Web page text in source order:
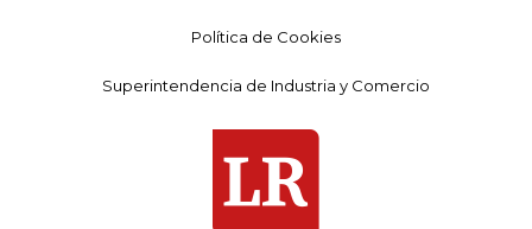
Política de Cookies
Superintendencia de Industria y Comercio